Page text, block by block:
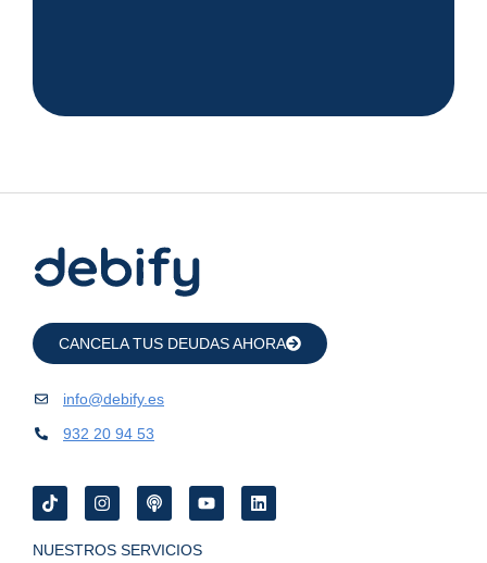
CANCELA TUS DEUDAS AHORA
info@debify.es
932 20 94 53
NUESTROS SERVICIOS